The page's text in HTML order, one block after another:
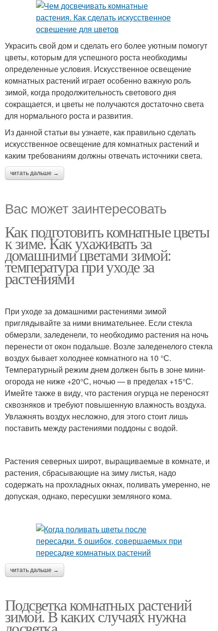
Украсить свой дом и сделать его более уютным помогут
цветы, которым для успешного роста необходимы
определенные условия. Искусственное освещение
комнатных растений играет особенно важную роль
зимой, когда продолжительность светового дня
сокращается, и цветы не получаются достаточно света
для нормального роста и развития.
Из данной статьи вы узнаете, как правильно сделать
искусственное освещение для комнатных растений и
каким требованиям должны отвечать источники света.
читать дальше →
Вас может заинтересовать
Как подготовить комнатные цветы
к зиме. Как ухаживать за
домашними цветами зимой:
температура при уходе за
растениями
При уходе за домашними растениями зимой
приглядывайте за ними внимательнее. Если стекла
обмерзли, заледенели, то необходимо растения на ночь
перенести от окон подальше. Возле заледенелого стекла
воздух бывает холоднее комнатного на 10 °С.
Температурный режим днем должен быть в зоне мини-
огорода не ниже +20°С, ночью — в пределах +15°С.
Имейте также в виду, что растения огурца не переносят
сквозняков и требуют повышенную влажность воздуха.
Увлажнять воздух несложно, для этого стоит лишь
поставить между растениями поддоны с водой.
Растения северных широт, выращиваемые в комнате, и
растения, сбрасывающие на зиму листья, надо
содержать на прохладных окнах, поливать умеренно, не
допуская, однако, пересушки земляного кома.
читать дальше →
Подсветка комнатных растений
зимой. В каких случаях нужна